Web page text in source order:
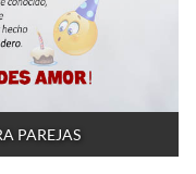
PAREJAS